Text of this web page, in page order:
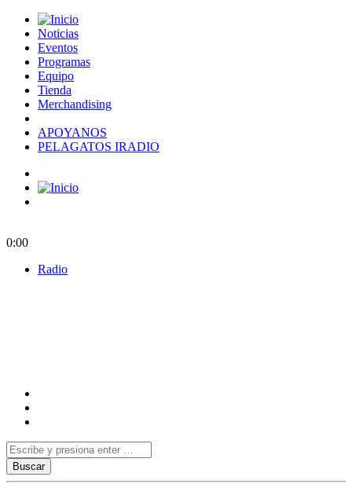
Noticias
Eventos
Programas
Equipo
Tienda
Merchandising
APOYANOS
PELAGATOS IRADIO
0:00
Radio